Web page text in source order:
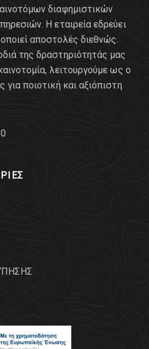
διαφημιστικών
Η εταιρεία εδρεύει
αποστολές διεθνώς.
της δραστηριότητάς μας
λειτουργούμε ως ο
για ποιοτική και αξιόπιστη